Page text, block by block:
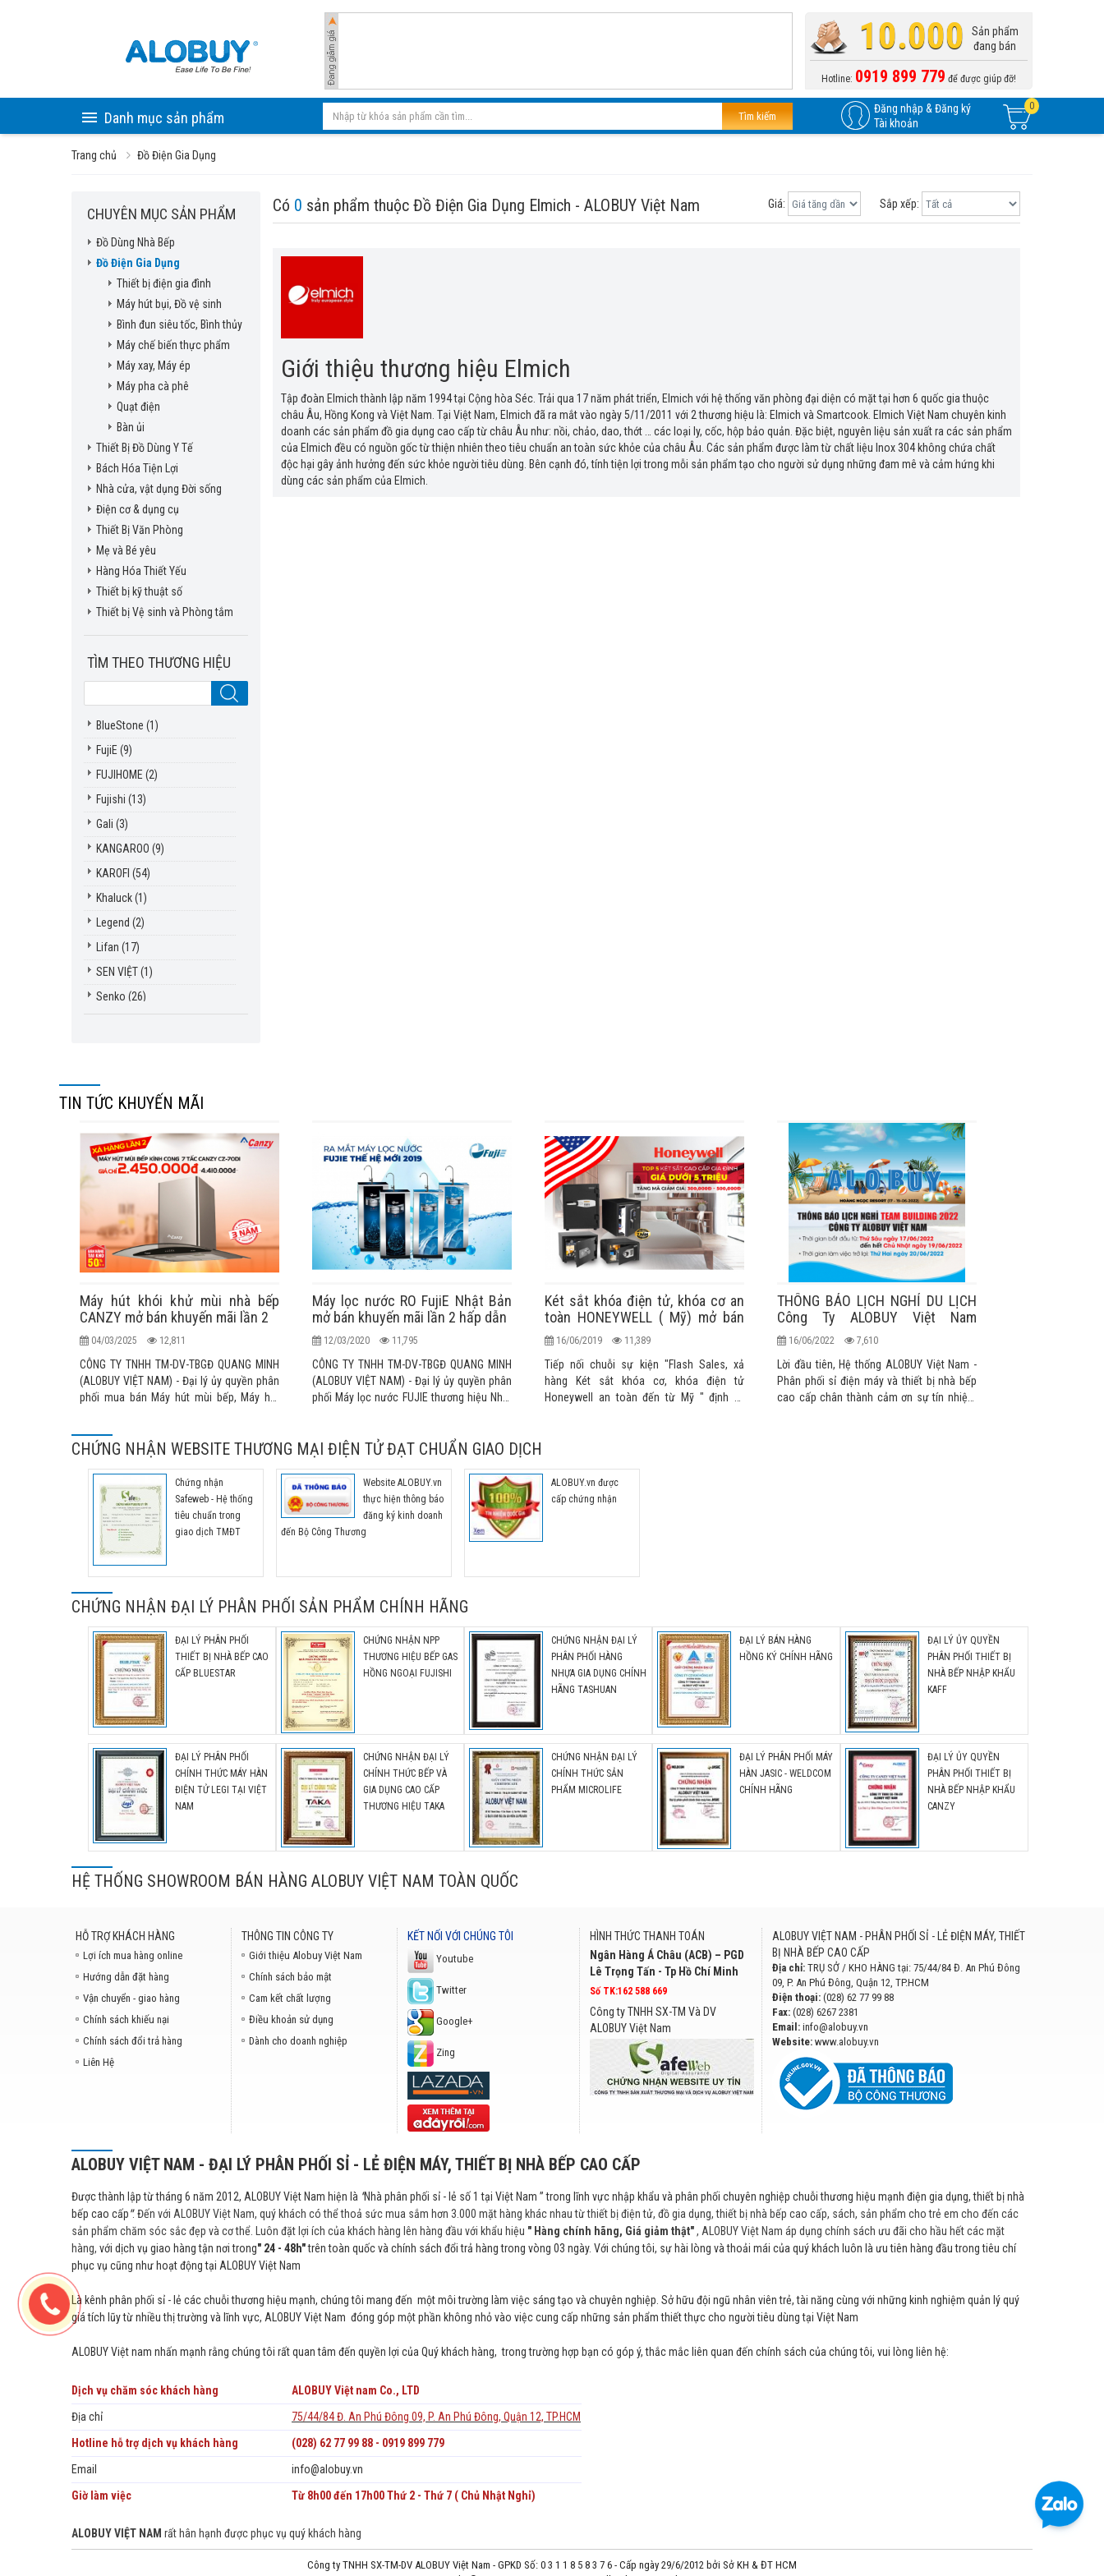
10.000
Sản phẩm
đang bán
Hotline: 0919 899 779 để được giúp đỡ!
Danh mục sản phẩm Tìm kiếm
Đăng nhập & Đăng ký
Tài khoản
0
Trang chủ Đồ Điện Gia Dụng
CHUYÊN MỤC SẢN PHẨM
Đồ Dùng Nhà Bếp
Đồ Điện Gia Dụng
Thiết bị điện gia đình
Máy hút bụi, Đồ vệ sinh
Bình đun siêu tốc, Bình thủy
Máy chế biến thực phẩm
Máy xay, Máy ép
Máy pha cà phê
Quạt điện
Bàn ủi
Thiết Bị Đồ Dùng Y Tế
Bách Hóa Tiện Lợi
Nhà cửa, vật dụng Đời sống
Điện cơ & dụng cụ
Thiết Bị Văn Phòng
Mẹ và Bé yêu
Hàng Hóa Thiết Yếu
Thiết bị kỹ thuật số
Thiết bị Vệ sinh và Phòng tắm
TÌM THEO THƯƠNG HIỆU
BlueStone (1)
FujiE (9)
FUJIHOME (2)
Fujishi (13)
Gali (3)
KANGAROO (9)
KAROFI (54)
Khaluck(1)
Legend (2)
Lifan (17)
SEN VIỆT(1)
Senko (26)
Có 0 sản phẩm thuộc Đồ Điện Gia Dụng Elmich - ALOBUY Việt Nam Giá: Sắp xếp:
Giới thiệu thương hiệu Elmich
Tập đoàn Elmich thành lập năm 1994 tại Cộng hòa Séc. Trải qua 17 năm phát triển, Elmich với hệ thống văn phòng đại diện có mặt tại hơn 6 quốc gia thuộc
châu Âu, Hồng Kong và Việt Nam. Tại Việt Nam, Elmich đã ra mắt vào ngày 5/11/2011 với 2 thương hiệu là: Elmich và Smartcook. Elmich Việt Nam chuyên kinh
doanh các sản phẩm đồ gia dụng cao cấp từ châu Âu như: nồi, chảo, dao, thớt … các loại ly, cốc, hộp bảo quản. Đặc biệt, nguyên liệu sản xuất ra các sản phẩm
của Elmich đều có nguồn gốc từ thiện nhiên theo tiêu chuẩn an toàn sức khỏe của châu Âu. Các sản phẩm được làm từ chất liệu Inox 304 không chứa chất
độc hại gây ảnh hưởng đến sức khỏe người tiêu dùng. Bên cạnh đó, tính tiện lợi trong mỗi sản phẩm tạo cho người sử dụng những đam mê và cảm hứng khi
dùng các sản phẩm của Elmich.
TIN TỨC KHUYẾN MÃI
Máy hút khói khử mùi nhà bếp
CANZY mở bán khuyến mãi lần 2
04/03/2025 12,811
CÔNG TY TNHH TM-DV-TBGĐ QUANG MINH
(ALOBUY VIỆT NAM) - Đại lý ủy quyền phân
phối mua bán Máy hút mùi bếp, Máy hút
TAKA, SEVILLA, CANZY, FASTER,
khẩu chính thức tại thị trường Việt Nam
Máy lọc nước RO FujiE Nhật Bản
mở bán khuyến mãi lần 2 hấp dẫn
12/03/2020 11,795
CÔNG TY TNHH TM-DV-TBGĐ QUANG MINH
(ALOBUY VIỆT NAM) - Đại lý ủy quyền phân
phối Máy lọc nước FUJIE thương hiệu Nhật
Két sắt khóa điện tử, khóa cơ an
toàn HONEYWELL ( Mỹ) mở bán
khuyến mãi lần 2
16/06/2019 11,389
Tiếp nối chuỗi sự kiện "Flash Sales, xả
hàng Két sắt khóa cơ, khóa điện tử
Honeywell an toàn đến từ Mỹ " định kỳ
năm lần 2 này bằng việc giảm giá từ 30 -
49% cho các sản phẩm két sắt gia đình
THÔNG BÁO LỊCH NGHỈ DU LỊCH
Công Ty ALOBUY Việt Nam
T6/2022
16/06/2022 7,610
Lời đầu tiên, Hệ thống ALOBUY Việt Nam -
Phân phối sỉ điện máy và thiết bị nhà bếp
cao cấp chân thành cảm ơn sự tín nhiệm
CHỨNG NHẬN WEBSITE THƯƠNG MẠI ĐIỆN TỬ ĐẠT CHUẨN GIAO DỊCH
Chứng nhận
Safeweb - Hệ thống
tiêu chuẩn trong
giao dịch TMĐT
Website ALOBUY.vn
thực hiện thông báo
đăng ký kinh doanh
đến Bộ Công Thương
ALOBUY.vn được
cấp chứng nhận
CHỨNG NHẬN ĐẠI LÝ PHÂN PHỐI SẢN PHẨM CHÍNH HÃNG
ĐẠI LÝ PHÂN PHỐI
THIẾT BỊ NHÀ BẾP CAO
CẤP BLUESTAR
ĐẠI LÝ PHÂN PHỐI
CHÍNH THỨC MÁY HÀN
ĐIỆN TỬ LEGI TẠI VIỆT
NAM
CHỨNG NHẬN NPP
THƯƠNG HIỆU BẾP GAS
HỒNG NGOẠI FUJISHI
CHỨNG NHẬN ĐẠI LÝ
CHÍNH THỨC BẾP VÀ
GIA DỤNG CAO CẤP
THƯƠNG HIỆU TAKA
CHỨNG NHẬN ĐẠI LÝ
PHÂN PHỐI HÀNG
NHỰA GIA DỤNG CHÍNH
HÃNG TASHUAN
CHỨNG NHẬN ĐẠI LÝ
CHÍNH THỨC SẢN
PHẨM MICROLIFE
ĐẠI LÝ BÁN HÀNG
HỒNG KÝ CHÍNH HÃNG
ĐẠI LÝ PHÂN PHỐI MÁY
HÀN JASIC - WELDCOM
CHÍNH HÃNG
ĐẠI LÝ ỦY QUYỀN
PHÂN PHỐI THIẾT BỊ
NHÀ BẾP NHẬP KHẨU
KAFF
ĐẠI LÝ ỦY QUYỀN
PHÂN PHỐI THIẾT BỊ
NHÀ BẾP NHẬP KHẨU
CANZY
HỆ THỐNG SHOWROOM BÁN HÀNG ALOBUY VIỆT NAM TOÀN QUỐC
HỖ TRỢ KHÁCH HÀNG
Lợi ích mua hàng online
Hướng dẫn đặt hàng
Vận chuyển - giao hàng
Chính sách khiếu nại
Chính sách đổi trả hàng
Liên Hệ
THÔNG TIN CÔNG TY
Giới thiệu Alobuy Việt Nam
Chính sách bảo mật
Cam kết chất lượng
Điều khoản sử dụng
Dành cho doanh nghiệp
KẾT NỐI VỚI CHÚNG TÔI
Youtube
Twitter
Google+
Zing
HÌNH THỨC THANH TOÁN
Ngân Hàng Á Châu (ACB) – PGD
Lê Trọng Tấn - Tp Hồ Chí Minh
Số TK:162 588 669
Công ty TNHH SX-TM Và DV
ALOBUY Việt Nam
ALOBUY VIỆT NAM - PHÂN PHỐI SỈ - LẺ ĐIỆN MÁY, THIẾT
BỊ NHÀ BẾP CAO CẤP
Địa chỉ: TRỤ SỞ / KHO HÀNG tại: 75/44/84 Đ. An Phú Đông
09, P. An Phú Đông, Quận 12, TP.HCM
Điện thoại: (028) 62 77 99 88
Fax: (028) 6267 2381
Email: info@alobuy.vn
Website: www.alobuy.vn
ALOBUY VIỆT NAM - ĐẠI LÝ PHÂN PHỐI SỈ - LẺ ĐIỆN MÁY, THIẾT BỊ NHÀ BẾP CAO CẤP
Được thành lập từ tháng 6 năm 2012, ALOBUY Việt Nam hiện là "Nhà phân phối sỉ - lẻ số 1 tại Việt Nam ” trong lĩnh vực nhập khẩu và phân phối chuyên nghiệp chuỗi thương hiệu mạnh điện gia dụng, thiết bị nhà
bếp cao cấp". Đến với ALOBUY Việt Nam, quý khách có thể thoả sức mua sắm hơn 3.000 mặt hàng khác nhau từ thiết bị điện tử, đồ gia dụng, thiết bị nhà bếp cao cấp, sách, sản phẩm cho trẻ em cho đến các
sản phẩm chăm sóc sắc đẹp và cơ thể. Luôn đặt lợi ích của khách hàng lên hàng đầu với khẩu hiệu " Hàng chính hãng, Giá giảm thật", ALOBUY Việt Nam áp dụng chính sách ưu đãi cho hầu hết các mặt
hàng, với dịch vụ giao hàng tận nơi trong" 24 - 48h"trên toàn quốc và chính sách đổi trả hàng trong vòng 03 ngày. Với chúng tôi, sự hài lòng và thoải mái của quý khách luôn là ưu tiên hàng đầu trong tiêu chí
phục vụ cũng như hoạt động tại ALOBUY Việt Nam
Là kênh phân phối sỉ - lẻ các chuỗi thương hiệu mạnh, chúng tôi mang đến một môi trường làm việc sáng tạo và chuyên nghiệp. Sở hữu đội ngũ nhân viên trẻ, tài năng cùng với những kinh nghiệm quản lý quý
giá tích lũy từ nhiều thị trường và lĩnh vực, ALOBUY Việt Nam đóng góp một phần không nhỏ vào việc cung cấp những sản phẩm thiết thực cho người tiêu dùng tại Việt Nam
ALOBUY Việtnam nhấn mạnh rằng chúng tôi rất quan tâm đến quyền lợi của Quý khách hàng, trong trường hợp bạn có góp ý, thắc mắc liên quan đến chính sách của chúng tôi, vui lòng liên hệ:
Dịch vụ chăm sóc khách hàng
ALOBUY Việt nam Co., LTD
Địa chỉ
75/44/84 Đ. An Phú Đông 09, P. An Phú Đông, Quận 12, TP.HCM
Hotline hỗ trợ dịch vụ khách hàng
(028) 62 77 99 88 - 0919 899 779
Email
info@alobuy.vn
Giờ làm việc
Từ 8h00 đến 17h00 Thứ 2 - Thứ 7 ( Chủ Nhật Nghỉ)
ALOBUY VIỆT NAM rất hân hạnh được phục vụ quý khách hàng
Công ty TNHH SX-TM-DV ALOBUY Việt Nam - GPKD Số: 0 3 1 1 8 5 8 3 7 6 - Cấp ngày 29/6/2012 bởi Sở KH & ĐT HCM